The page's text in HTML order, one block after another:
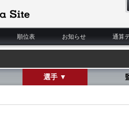
順位表 お知らせ 通算
選手 ▼